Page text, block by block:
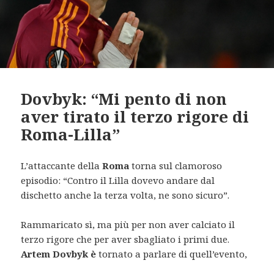
Dovbyk: “Mi pento di non
aver tirato il terzo rigore di
Roma-Lilla”
L’attaccante dellaRoma torna sul clamoroso
episodio: “Contro il Lilla dovevo andare dal
dischetto anche la terza volta, ne sono sicuro”.
Rammaricato sì, ma più per non aver calciato il
terzo rigore che per aver sbagliato i primi due.
Artem Dovbyk ètornato a parlare di quell’evento,